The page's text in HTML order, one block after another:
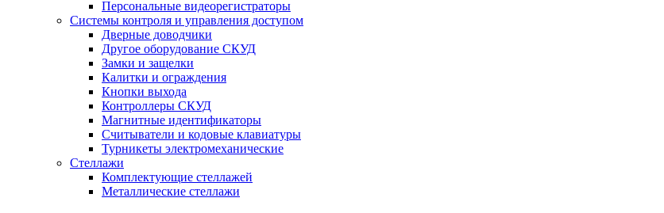
Персональные видеорегистраторы
Системы контроля и управления доступом
Дверные доводчики
Другое оборудование СКУД
Замки и защелки
Калитки и ограждения
Кнопки выхода
Контроллеры СКУД
Магнитные идентификаторы
Считыватели и кодовые клавиатуры
Турникеты электромеханические
Стеллажи
Комплектующие стеллажей
Металлические стеллажи